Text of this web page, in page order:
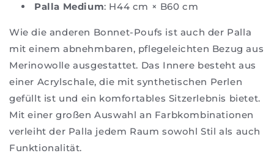
Palla Medium: H44 cm × B60 cm
Wie die anderen Bonnet-Poufs ist auch der Palla
mit einem abnehmbaren, pflegeleichten Bezug aus
Merinowolle ausgestattet. Das Innere besteht aus
einer Acrylschale, die mit synthetischen Perlen
gefüllt ist und ein komfortables Sitzerlebnis bietet.
Mit einer großen Auswahl an Farbkombinationen
verleiht der Palla jedem Raum sowohl Stil als auch
Funktionalität.